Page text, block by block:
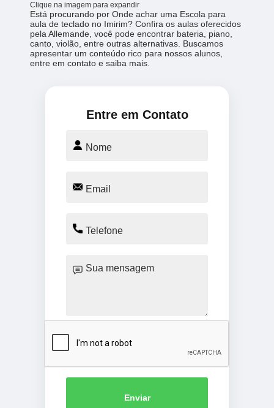
Clique na imagem para expandir
Está procurando por Onde achar uma Escola para
aula de teclado no Imirim? Confira os aulas oferecidos
pela Allemande, você pode encontrar bateria, piano,
canto, violão, entre outras alternativas. Buscamos
apresentar um conteúdo rico para nossos alunos,
entre em contato e saiba mais.
Entre em Contato
Enviar